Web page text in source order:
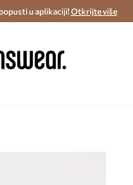
Dostava u roku 48 sati >
u aplikaciji!Otkrijte više